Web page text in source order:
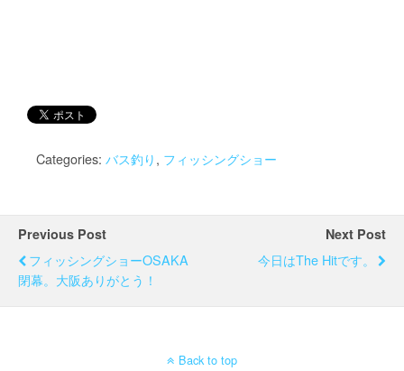
Categories: バス釣り, フィッシングショー
Previous Post
フィッシングショーOSAKA
閉幕。大阪ありがとう！
Next Post
今日はThe Hitです。
Back to top